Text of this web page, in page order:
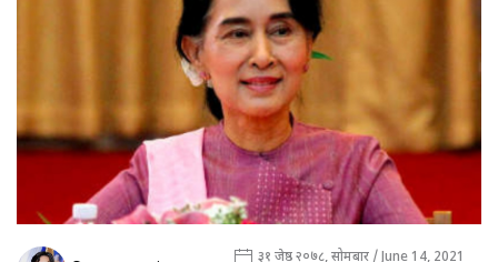
३१ जेष्ठ २०७८, सोमबार / June 14, 2021